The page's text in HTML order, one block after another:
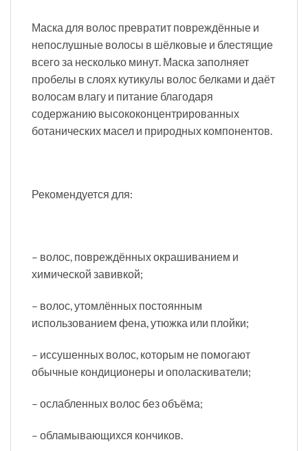
Маска для волос превратит повреждённые и
непослушные волосы в шёлковые и блестящие
всего за несколько минут. Маска заполняет
пробелы в слоях кутикулы волос белками и даёт
волосам влагу и питание благодаря
содержанию высококонцентрированных
ботанических масел и природных компонентов.
Рекомендуется для:
– волос, повреждённых окрашиванием и
химической завивкой;
– волос, утомлённых постоянным
использованием фена, утюжка или плойки;
– иссушенных волос, которым не помогают
обычные кондиционеры и ополаскиватели;
– ослабленных волос без объёма;
– обламывающихся кончиков.